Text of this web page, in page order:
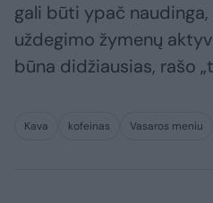
gali būti ypač
uždegimo žymenų
būna didžiausias, rašo
Kava kofeinas Vasaros meniu